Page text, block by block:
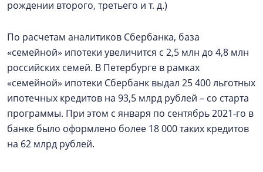
рождении второго, третьего и т. д.)
По расчетам аналитиков Сбербанка, база
«семейной» ипотеки увеличится с 2,5 млн до 4,8 млн
российских семей. В Петербурге в рамках
«семейной» ипотеки Сбербанк выдал 25 400 льготных
ипотечных кредитов на 93,5 млрд рублей – со старта
программы. При этом с января по сентябрь 2021-го в
банке было оформлено более 18 000 таких кредитов
на 62 млрд рублей.